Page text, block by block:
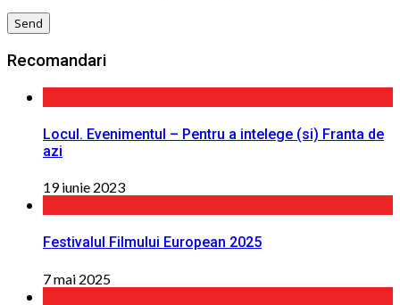
Recomandari
Locul. Evenimentul – Pentru a intelege (si) Franta de
azi
19 iunie 2023
Festivalul Filmului European 2025
7 mai 2025